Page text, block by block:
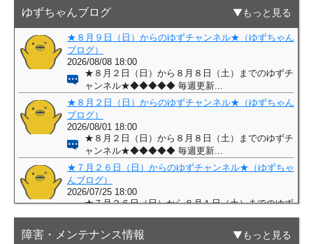
ゆずちゃんブログ もっと見る
障害・メンテナンス情報 もっと見る